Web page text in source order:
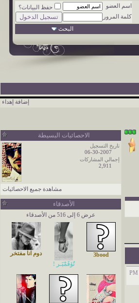
اسم العضو
حفظ البيانات؟
كلمة المرور
البحث
إضافة إهداء
الاحصائيات البسيطة
تاريخ التسجيل
06-30-2007
إجمالي المشاركات
2,911
مشاهدة جميع الاحصائيات
الأصدقاء
عرض 6 إلى 516 من الأصدقاء
3bood
نُۈفَمْبَـر !
دوم انا مفتخر